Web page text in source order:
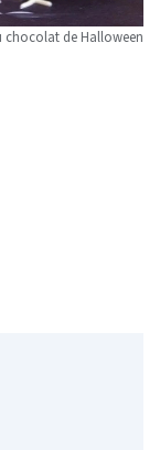
chocolat de Halloween